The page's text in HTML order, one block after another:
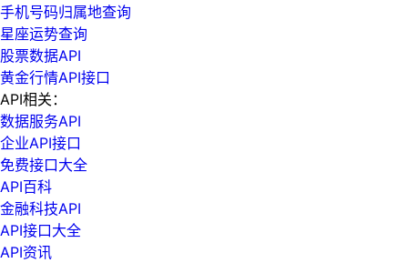
手机号码归属地查询
星座运势查询
股票数据API
黄金行情API接口
API相关：
数据服务API
企业API接口
免费接口大全
API百科
金融科技API
API接口大全
API资讯